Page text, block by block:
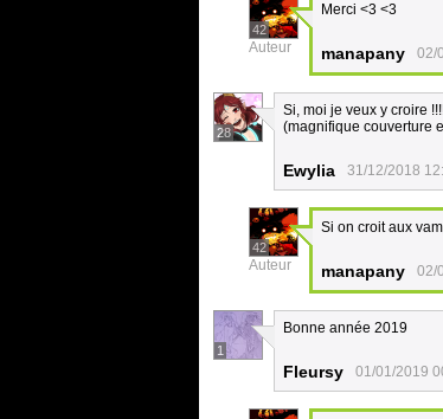
42
Auteur
Merci <3 <3
manapany 02/
28
Si, moi je veux y croire
(magnifique couverture
Ewylia 31/12/2018
42
Auteur
Si on croit aux
manapany 02/
1
Bonne année 2019
Fleursy 01/01/2019